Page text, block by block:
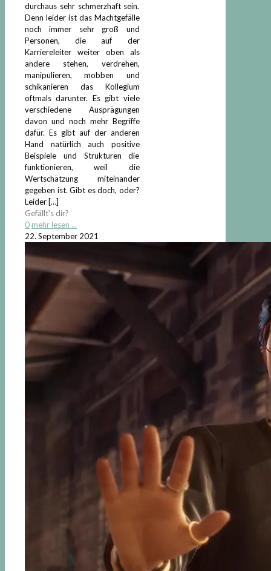
durchaus sehr schmerzhaft sein.
Denn leider ist das Machtgefälle
noch immer sehr groß und
Personen, die auf der
Karriereleiter weiter oben als
andere stehen, verdrehen,
manipulieren, mobben und
schikanieren das Kollegium
oftmals darunter. Es gibt viele
verschiedene Ausprägungen
davon und noch mehr Begriffe
dafür. Es gibt auf der anderen
Hand natürlich auch positive
Beispiele und Strukturen die
funktionieren, weil die
Wertschätzung miteinander
gegeben ist. Gibt es doch, oder?
Leider[…]
Gefällt's dir?
0 mehr lesen ...
22. September 2021